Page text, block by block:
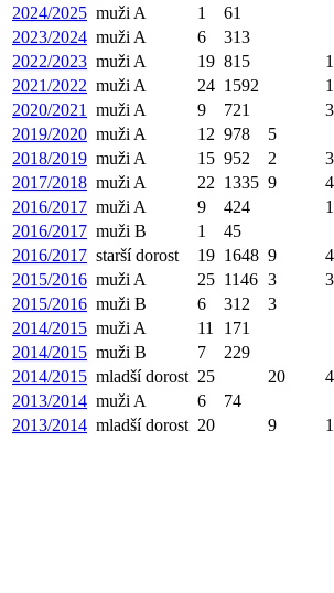
2024/2025 muži A 1
61
2023/2024 muži A 6
313
2022/2023 muži A 19 815
1
2021/2022 muži A 24 1592
1
2020/2021
muži A 9 721
3
2019/2020 muži A 12 978
5
2018/2019 muži A 15 952 2
3
2017/2018 muži A 22 1335 9
4
2016/2017 muži A 9 424
1
2016/2017 muži B 1
45
2016/2017 starší dorost 19 1648 9
4
2015/2016 muži A 25 1146 3
3
2015/2016 muži B 6 312
3
2014/2015 muži A 11
171
2014/2015 muži B 7
229
2014/2015 mladší dorost 25 20
4
2013/2014 muži A 6
74
2013/2014 mladší dorost 20 9 1